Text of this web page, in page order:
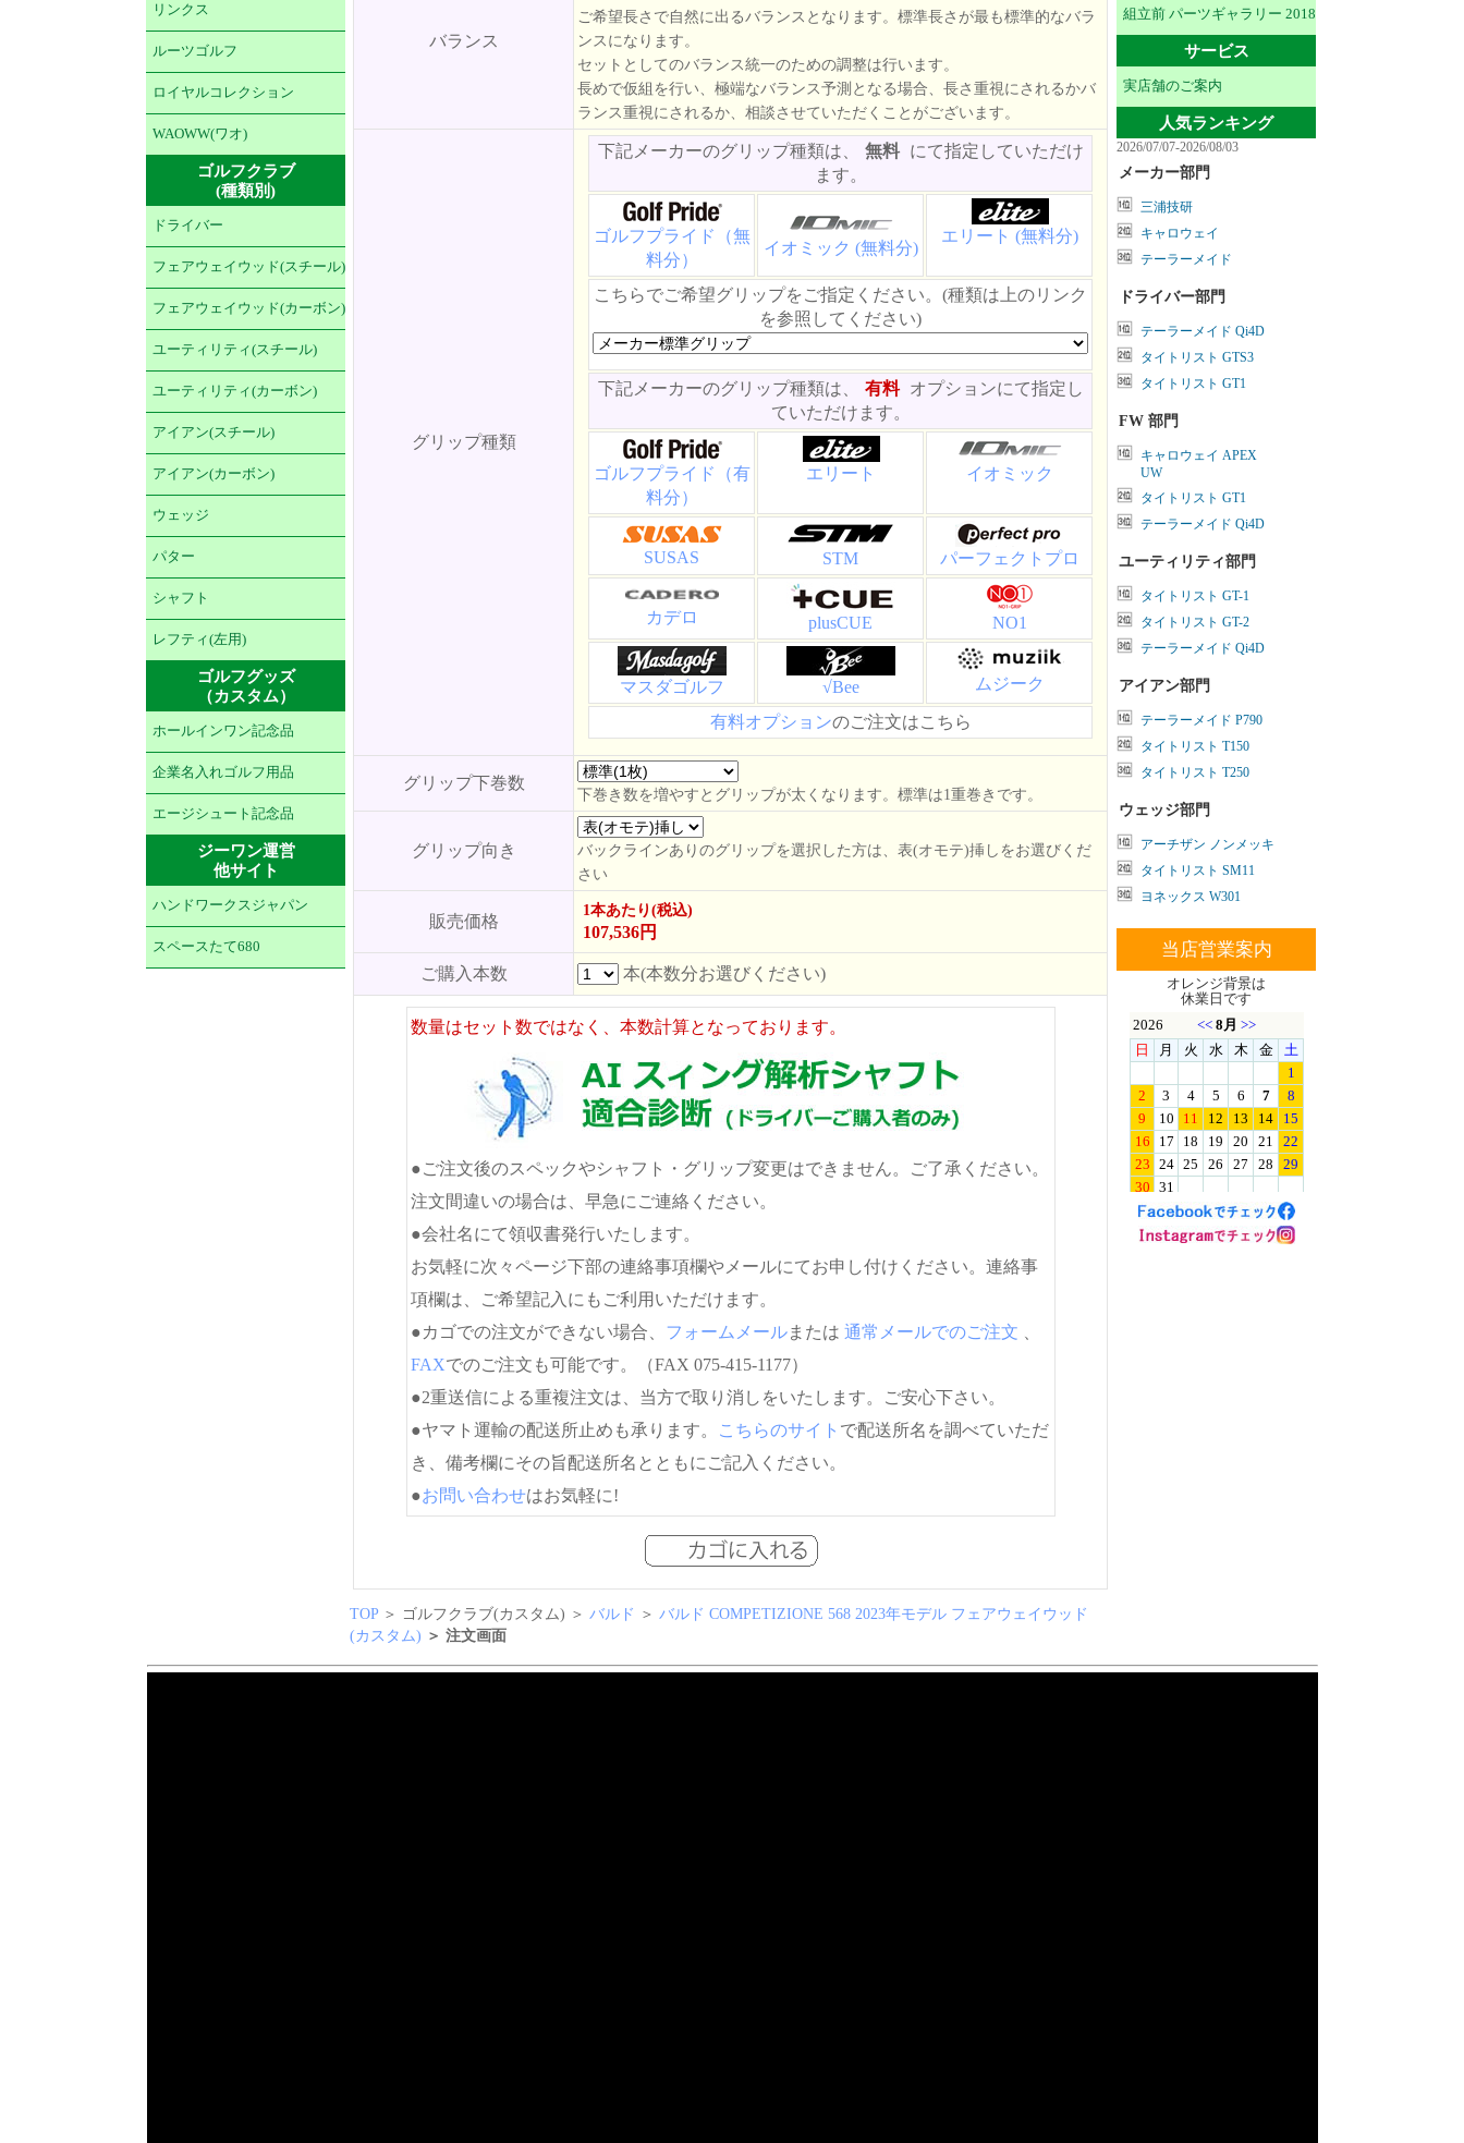
リンクス
ルーツゴルフ
ロイヤルコレクション
WAOWW(ワオ)
ゴルフクラブ
(種類別)
ドライバー
フェアウェイウッド(スチール)
フェアウェイウッド(カーボン)
ユーティリティ(スチール)
ユーティリティ(カーボン)
アイアン(スチール)
アイアン(カーボン)
ウェッジ
パター
シャフト
レフティ(左用)
ゴルフグッズ
（カスタム）
ホールインワン記念品
企業名入れゴルフ用品
エージシュート記念品
ジーワン運営
他サイト
ハンドワークスジャパン
スペースたて680
バランス
ご希望長さで自然に出るバランスとなります。標準長さが最も標準的なバラ
ンスになります。
セットとしてのバランス統一のための調整は行います。
長めで仮組を行い、極端なバランス予測となる場合、長さ重視にされるかバ
ランス重視にされるか、相談させていただくことがございます。
グリップ種類
下記メーカーのグリップ種類は、 無料
にて指定していただけ
ます。
ゴルフプライド（無
料分）
イオミック (無料分)
エリート (無料分)
こちらでご希望グリップをご指定ください。(種類は上のリンク
を参照してください)
下記メーカーのグリップ種類は、 有料
オプションにて指定し
ていただけます。
ゴルフプライド（有
料分）
エリート イオミック
SUSAS STM パーフェクトプロ
カデロ plusCUE NO1
マスダゴルフ √Bee ムジーク
有料オプションのご注文はこちら
グリップ下巻数
下巻き数を増やすとグリップが太くなります。標準は1重巻きです。
グリップ向き
バックラインありのグリップを選択した方は、表(オモテ)挿しをお選びくだ
さい
販売価格
1本あたり(税込)
107,536円
ご購入本数 本(本数分お選びください)
数量はセット数ではなく、本数計算となっております。
●ご注文後のスペックやシャフト・グリップ変更はできません。ご了承ください。
注文間違いの場合は、早急にご連絡ください。
●会社名にて領収書発行いたします。
お気軽に次々ページ下部の連絡事項欄やメールにてお申し付けください。連絡事
項欄は、ご希望記入にもご利用いただけます。
●カゴでの注文ができない場合、 フォームメールまたは 通常メールでのご注文
FAXでのご注文も可能です。（FAX 075-415-1177）
●2重送信による重複注文は、当方で取り消しをいたします。ご安心下さい。
●ヤマト運輸の配送所止めも承ります。
こちらのサイト で配送所名を調べていただ
き、備考欄にその旨配送所名とともにご記入ください。
●お問い合わせはお気軽に!
TOP ＞ ゴルフクラブ(カスタム) ＞ バルド ＞ バルド COMPETIZIONE 568 2023年モデル フェアウェイウッド
(カスタム) ＞ 注文画面
組立前 パーツギャラリー 2018
サービス
実店舗のご案内
人気ランキング
2026/07/07-2026/08/03
メーカー部門
三浦技研
キャロウェイ
テーラーメイド
ドライバー部門
テーラーメイド Qi4D
タイトリスト GTS3
タイトリスト GT1
FW 部門
キャロウェイ APEX
UW
タイトリスト GT1
テーラーメイド Qi4D
ユーティリティ部門
タイトリスト GT-1
タイトリスト GT-2
テーラーメイド Qi4D
アイアン部門
テーラーメイド P790
タイトリスト T150
タイトリスト T250
ウェッジ部門
アーチザン ノンメッキ
タイトリスト SM11
ヨネックス W301
当店営業案内
オレンジ背景は
休業日です